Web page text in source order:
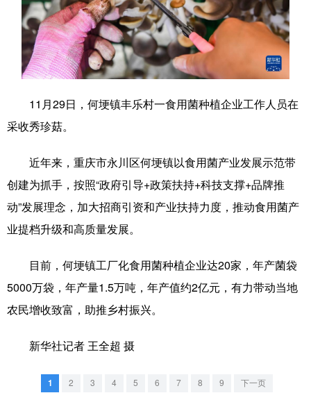
法律 中央文件 金融 汽车
食品 人居 信息化 数字经济
文化产业
北京 天津 河北 山西
辽宁 吉林
浙江 安徽
山东
11月29日，何埂镇丰乐村一食用菌种植企业工作人员在
采收秀珍菇。
近年来，重庆市永川区何埂镇以食用菌产业发展示范带
创建为抓手，按照“政府引导+政策扶持+科技支撑+品牌推
动”发展理念，加大招商引资和产业扶持力度，推动食用菌产
业提档升级和高质量发展。
目前，何埂镇工厂化食用菌种植企业达20家，年产菌袋
5000万袋，年产量1.5万吨，年产值约2亿元，有力带动当地
农民增收致富，助推乡村振兴。
新华社记者 王全超 摄
1 2 3 4 5 6 7 8 9 下一页